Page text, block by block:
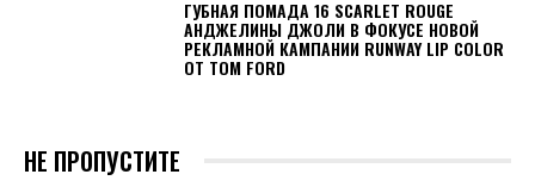
ГУБНАЯ ПОМАДА 16 SCARLET ROUGE
АНДЖЕЛИНЫ ДЖОЛИ В ФОКУСЕ НОВОЙ
РЕКЛАМНОЙ КАМПАНИИ RUNWAY LIP COLOR
ОТ TOM FORD
НЕ ПРОПУСТИТЕ